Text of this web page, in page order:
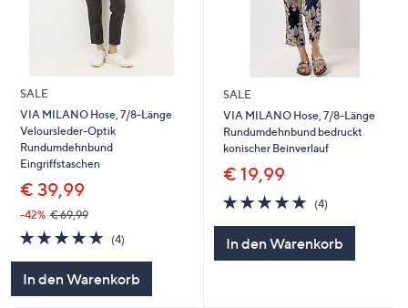
um
diese
anzuzeigen.
SALE
VIA MILANO Hose, 7/8-Länge
Veloursleder-Optik
Rundumdehnbund
Eingriffstaschen
€ 39,99
-42% € 69,99
5.0
von
(4)4
In den Warenkorb
SALE
VIA MILANO Hose, 7/8-Länge
Rundumdehnbund bedruckt
konischer Beinverlauf
€ 19,99
5.0
von
(4)4
In den Warenkorb